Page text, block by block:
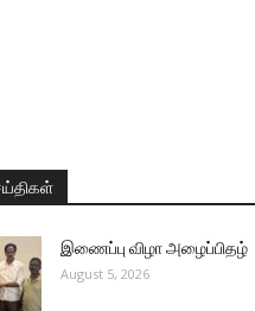
இணைப்பு விழா அழைப்பிதழ்
August 5, 2026